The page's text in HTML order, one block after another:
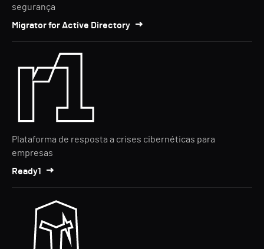
segurança
Migrator for Active Directory
Plataforma de resposta a crises cibernéticas para
empresas
Ready1